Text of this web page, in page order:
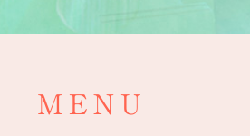
MENU